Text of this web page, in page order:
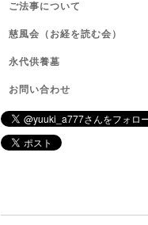
ご法事について
慈風会（お経を読む会）
永代供養墓
お問い合わせ